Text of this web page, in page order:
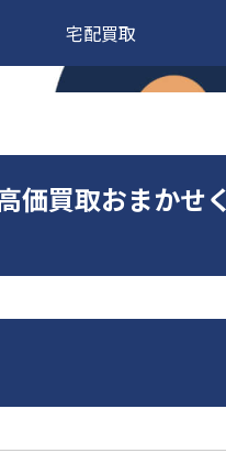
宅配買取
価買取おまかせ